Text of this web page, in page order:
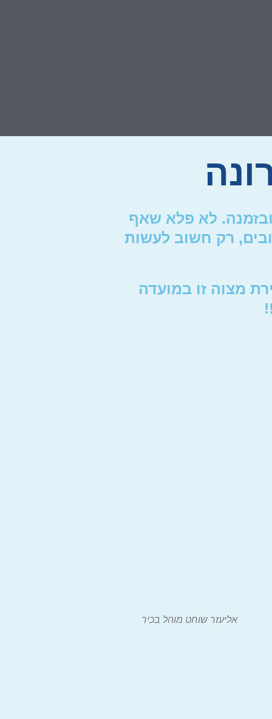
ובזמנה. לא פלא שאף
רק חשוב לעשות
מצוה זו במועדה
אליעזר שוחט מוהל בכיר